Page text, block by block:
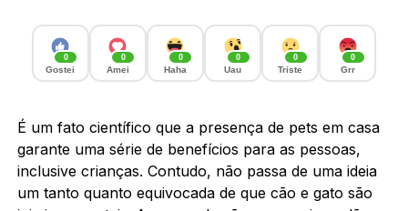
0
Gostei
0
Amei
0
Haha
0
Uau
0
Triste
0
Grr
É um fato científico que a presença de pets em casa
garante uma série de benefícios para as pessoas,
inclusive crianças. Contudo, não passa de uma ideia
um tanto quanto equivocada de que cão e gato são